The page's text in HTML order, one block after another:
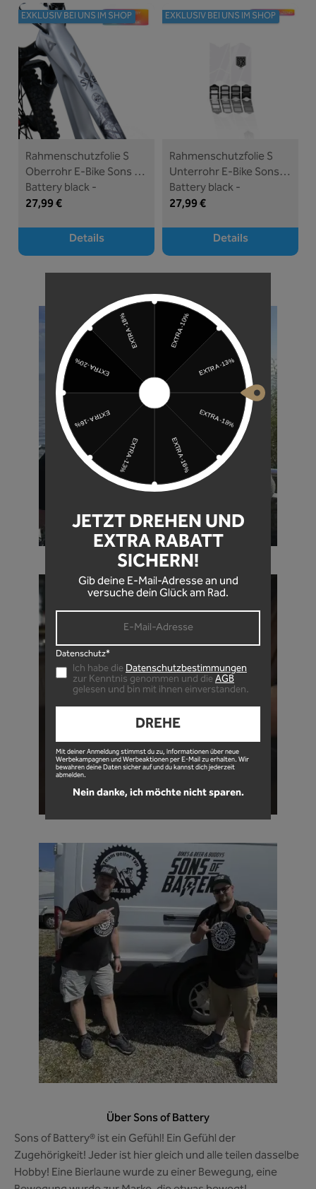
EXKLUSIV BEI UNS IM SHOP
Rahmenschutzfolie S
Oberrohr E-Bike Sons of
Battery black -
unleazhed
27,99 €
Details
EXKLUSIV BEI UNS IM SHOP
Rahmenschutzfolie S
Unterrohr E-Bike Sons of
Battery black -
unleazhed
27,99 €
Details
Über Sons of Battery
Sons of Battery® ist ein Gefühl! Ein Gefühl der
Zugehörigkeit! Jeder ist hier gleich und alle teilen dasselbe
Hobby! Eine Bierlaune wurde zu einer Bewegung, eine
JETZT DREHEN UND
EXTRA RABATT
SICHERN!
Gib deine E-Mail-Adresse an und
versuche dein Glück am Rad.
Datenschutz*
Ich habe die Datenschutzbestimmungen
zur Kenntnis genommen und die AGB
gelesen und bin mit ihnen einverstanden.
DREHE
Mit deiner Anmeldung stimmst du zu, Informationen über neue
Werbekampagnen und Werbeaktionen per E-Mail zu erhalten. Wir
bewahren deine Daten sicher auf und du kannst dich jederzeit
abmelden.
Nein danke, ich möchte nicht sparen.